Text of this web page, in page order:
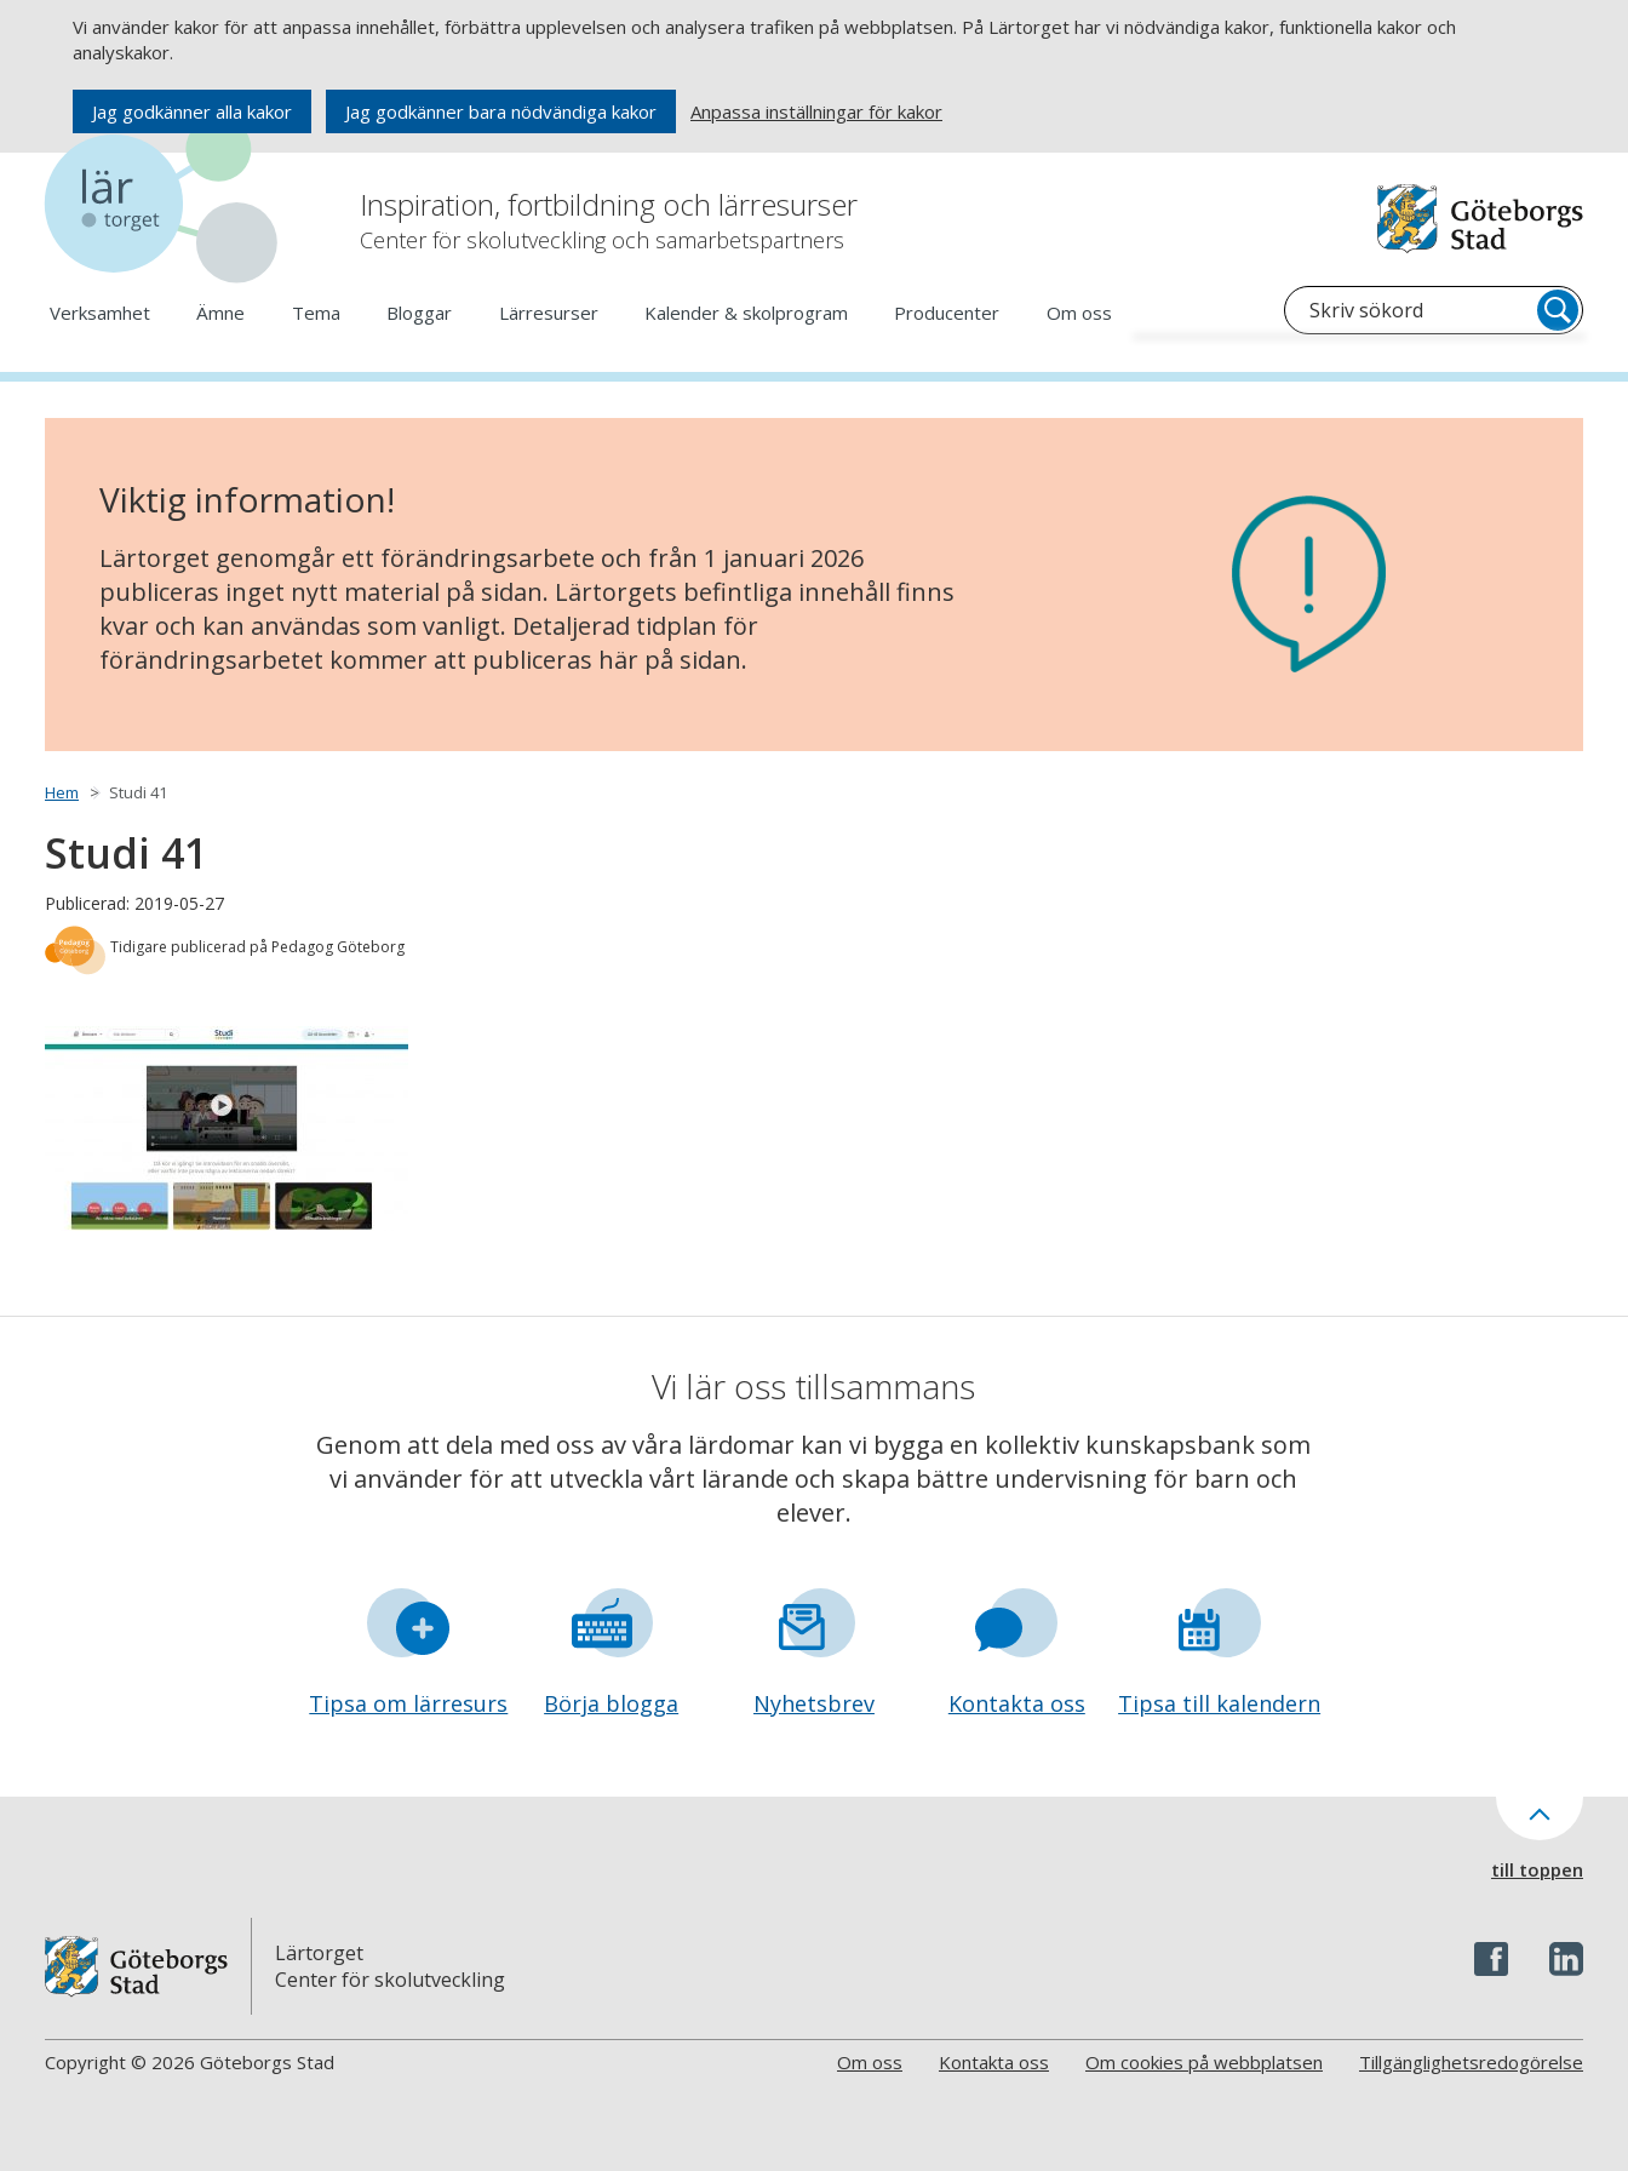
Vi använder kakor för att anpassa innehållet, förbättra upplevelsen och analysera trafiken på webbplatsen. På Lärtorget har vi nödvändiga kakor, funktionella kakor och
analyskakor.
Jag godkänner alla kakor Jag godkänner bara nödvändiga kakor Anpassa inställningar för kakor
Inspiration, fortbildning och lärresurser
Center för skolutveckling och samarbetspartners
Verksamhet Ämne Tema Bloggar Lärresurser Kalender & skolprogram Producenter Om oss
Viktig information!
Lärtorget genomgår ett förändringsarbete och från 1 januari 2026
publiceras inget nytt material på sidan. Lärtorgets befintliga innehåll finns
kvar och kan användas som vanligt. Detaljerad tidplan för
förändringsarbetet kommer att publiceras här på sidan.
Hem Studi 41
Studi 41
Publicerad: 2019-05-27
Tidigare publicerad på Pedagog Göteborg
Vi lär oss tillsammans
Genom att dela med oss av våra lärdomar kan vi bygga en kollektiv kunskapsbank som
vi använder för att utveckla vårt lärande och skapa bättre undervisning för barn och
elever.
Tipsa om lärresurs Börja blogga Nyhetsbrev Kontakta oss Tipsa till kalendern
till toppen
Lärtorget
Center för skolutveckling
Copyright © 2026 Göteborgs Stad Om oss Kontakta oss Om cookies på webbplatsen Tillgänglighetsredogörelse